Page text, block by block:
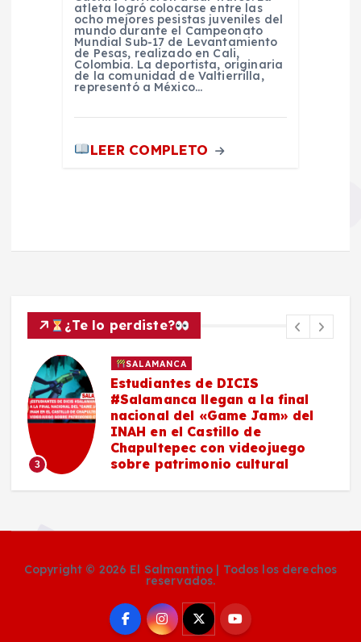
atleta logró colocarse entre las
ocho mejores pesistas juveniles del
mundo durante el Campeonato
Mundial Sub-17 de Levantamiento
de Pesas, realizado en Cali,
Colombia. La deportista, originaria
de la comunidad de Valtierrilla,
representó a México…
LEER COMPLETO
¿Te lo perdiste?
3
SALAMANCA
Estudiantes de DICIS
#Salamanca llegan a la final
nacional del «Game Jam» del
INAH en el Castillo de
Chapultepec con videojuego
sobre patrimonio cultural
Copyright © 2026 El Salmantino | Todos los derechos
reservados.